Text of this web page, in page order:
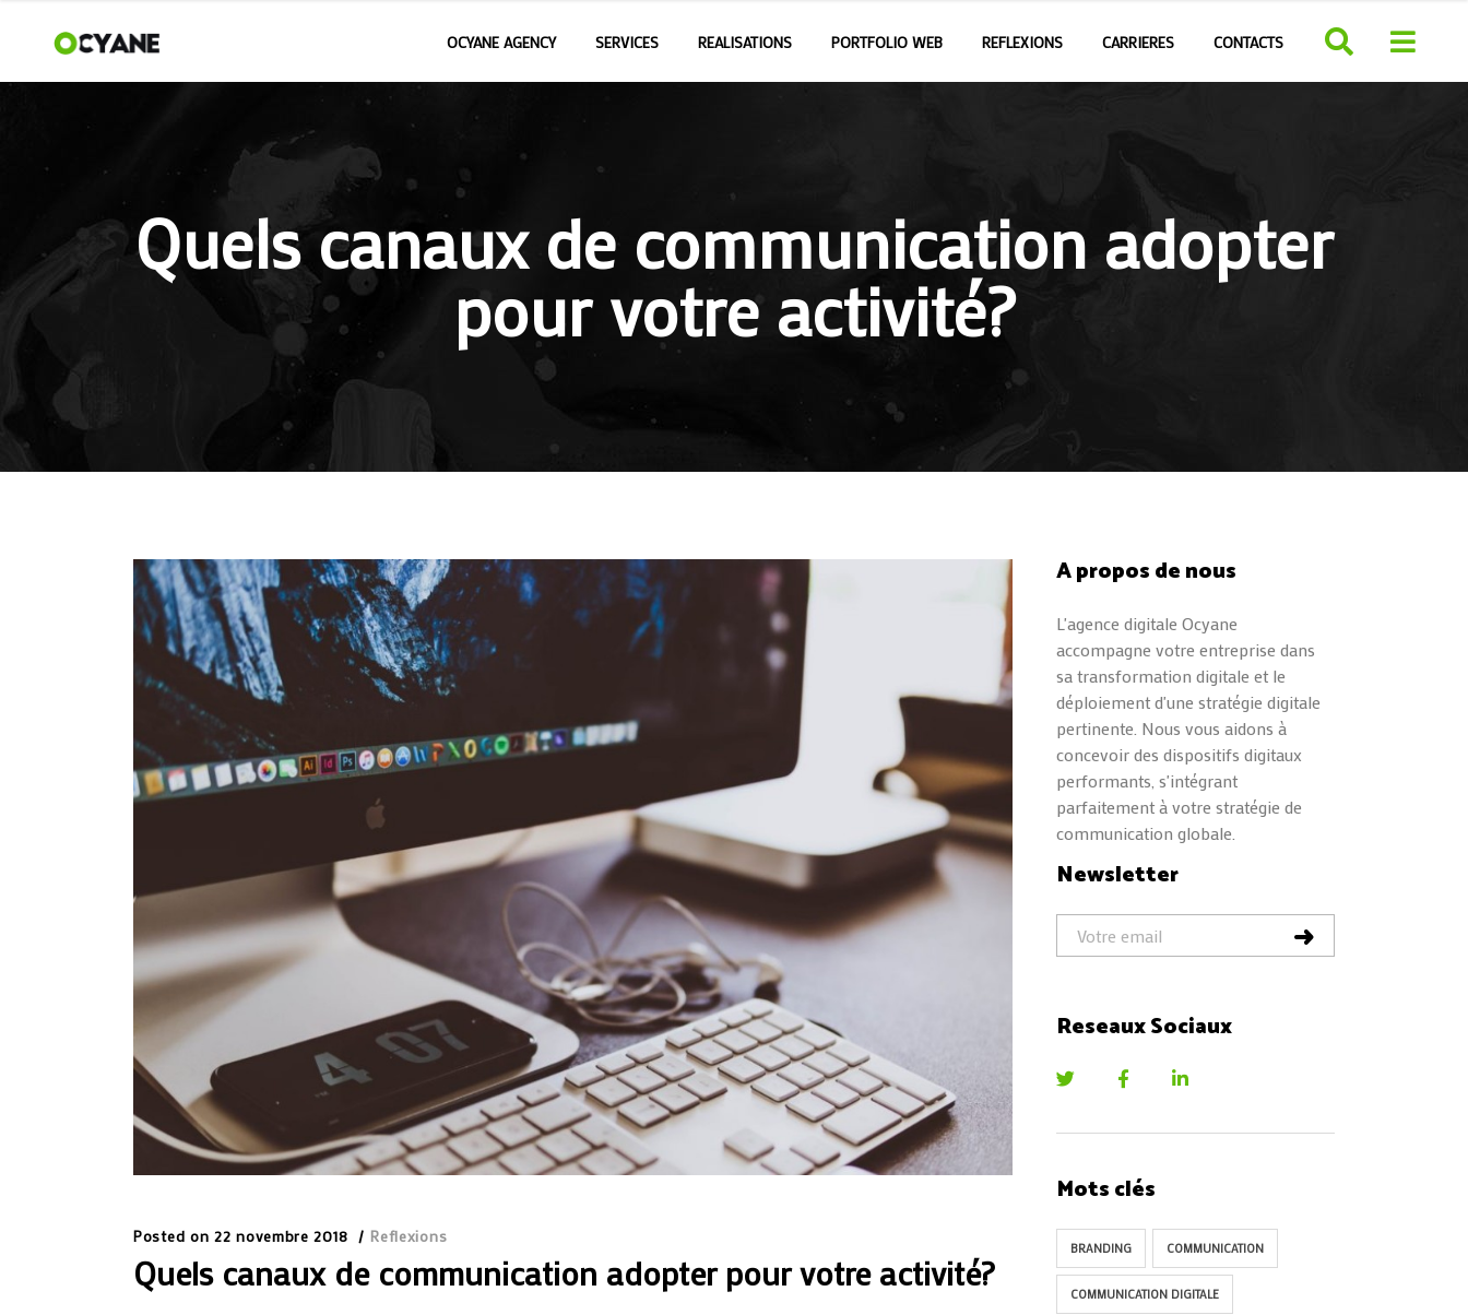
OCYANE AGENCY SERVICES REALISATIONS PORTFOLIO WEB REFLEXIONS CARRIERES CONTACTS
Quels canaux de communication adopter
pour votre activité?
Posted on 22 novembre 2018 Reflexions
Quels canaux de communication adopter pour votre activité?
A propos de nous
L'agence digitale Ocyane
accompagne votre entreprise dans
sa transformation digitale et le
déploiement d'une stratégie digitale
pertinente. Nous vous aidons à
concevoir des dispositifs digitaux
performants, s'intégrant
parfaitement à votre stratégie de
communication globale.
Newsletter
Reseaux Sociaux
Mots clés
BRANDING COMMUNICATION
COMMUNICATION DIGITALE